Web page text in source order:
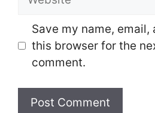
Save my name, email,
this browser for the
comment.